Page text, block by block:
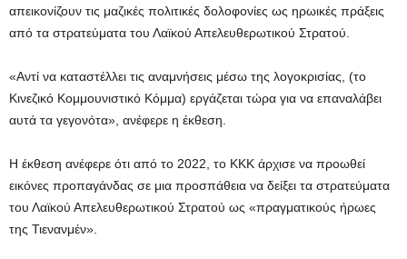
απεικονίζουν τις μαζικές πολιτικές δολοφονίες ως ηρωικές πράξεις
από τα στρατεύματα του Λαϊκού Απελευθερωτικού Στρατού.
«Αντί να καταστέλλει τις αναμνήσεις μέσω της λογοκρισίας, (το
Κινεζικό Κομμουνιστικό Κόμμα) εργάζεται τώρα για να επαναλάβει
αυτά τα γεγονότα», ανέφερε η έκθεση.
Η έκθεση ανέφερε ότι από το 2022, το ΚΚΚ άρχισε να προωθεί
εικόνες προπαγάνδας σε μια προσπάθεια να δείξει τα στρατεύματα
του Λαϊκού Απελευθερωτικού Στρατού ως «πραγματικούς ήρωες
της Τιενανμέν».